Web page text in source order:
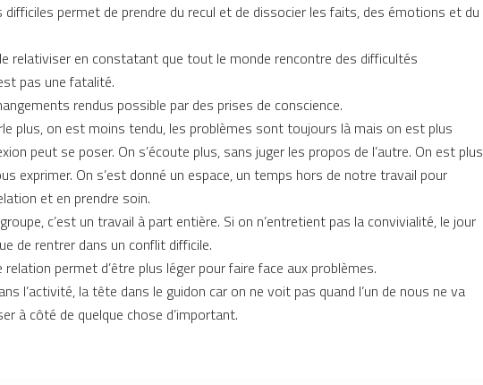
permet de prendre du recul et de dissocier les faits, des émotions et du
relativiser en constatant que tout le monde rencontre des difficultés
pas une fatalité.
rendus possible par des prises de conscience.
plus, on est moins tendu, les problèmes sont toujours là mais on est plus
peut se poser. On s’écoute plus, sans juger les propos de l’autre. On est plus
exprimer. On s’est donné un espace, un temps hors de notre travail pour
et en prendre soin.
c’est un travail à part entière. Si on n’entretient pas la convivialité, le jour
de rentrer dans un conflit difficile.
permet d’être plus léger pour faire face aux problèmes.
l’activité, la tête dans le guidon car on ne voit pas quand l’un de nous ne va
à côté de quelque chose d’important.